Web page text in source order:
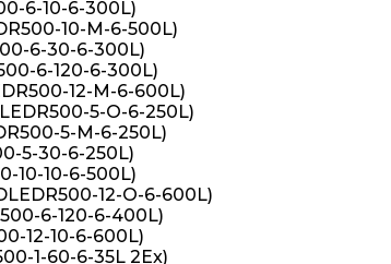
6-10-6-300L)
10-M-6-500L)
6-30-6-300L)
6-120-6-300L)
12-M-6-600L)
5-О-6-250L)
5-M-6-250L)
5-30-6-250L)
10-10-6-500L)
12-О-6-600L)
6-120-6-400L)
12-10-6-600L)
1-60-6-35L 2Ex)